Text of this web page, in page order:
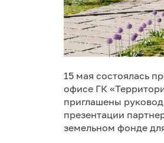
15 мая состоялась
офисе ГК
приглашены
презентации
земельном фонде